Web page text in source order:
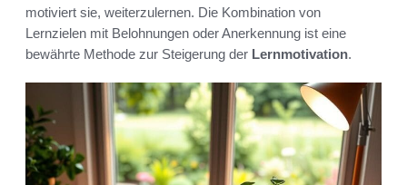
motiviert sie, weiterzulernen. Die Kombination von
Lernzielen mit Belohnungen oder Anerkennung ist eine
bewährte Methode zur Steigerung der Lernmotivation.